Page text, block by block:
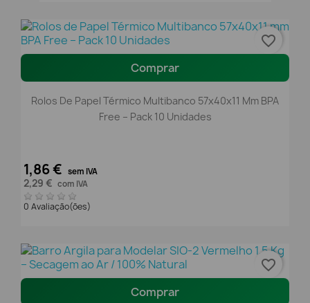
Comprar
Rolos De Papel Térmico Multibanco 57x40x11 Mm BPA
Free – Pack 10 Unidades
1,86 € sem IVA
2,29 € com IVA
0 Avaliação(ões)
favorite_border
Comprar
favorite_border